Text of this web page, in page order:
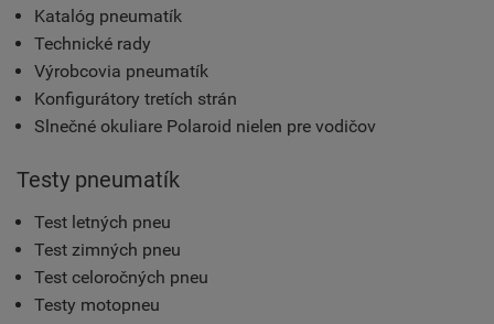
Katalóg pneumatík
Technické rady
Výrobcovia pneumatík
Konfigurátory tretích strán
Slnečné okuliare Polaroid nielen pre vodičov
Testy pneumatík
Test letných pneu
Test zimných pneu
Test celoročných pneu
Testy motopneu